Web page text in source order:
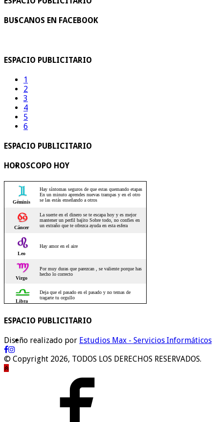
BUSCANOS EN FACEBOOK
ESPACIO PUBLICITARIO
1
2
3
4
5
6
ESPACIO PUBLICITARIO
HOROSCOPO HOY
ESPACIO PUBLICITARIO
Diseño realizado por Estudios Max - Servicios Informáticos
© Copyright 2026, TODOS LOS DERECHOS RESERVADOS.